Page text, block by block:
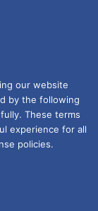
our website
by the following
These terms
experience for all
policies.